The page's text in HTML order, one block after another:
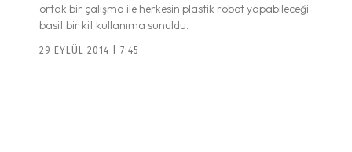
ortak bir çalışma ile herkesin plastik robot yapabileceği
basit bir kit kullanıma sunuldu.
29 EYLÜL 2014 | 7:45